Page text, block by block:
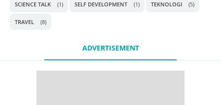
SCIENCE TALK (1) SELF DEVELOPMENT (1) TEKNOLOGI (5)
TRAVEL (8)
ADVERTISEMENT